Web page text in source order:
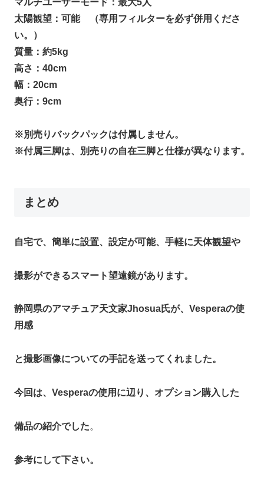
マルチユーザーモード：最大5人
太陽観望：可能 （専用フィルターを必ず併用くださ
い。）
質量：約5kg
高さ：40cm
幅：20cm
奥行：9cm
※別売りバックパックは付属しません。
※付属三脚は、別売りの自在三脚と仕様が異なります。
まとめ
自宅で、簡単に設置、設定が可能、手軽に天体観望や
撮影ができるスマート望遠鏡があります。
静岡県のアマチュア天文家Jhosua氏が、Vesperaの使
用感
と撮影画像についての手記を送ってくれました。
今回は、Vesperaの使用に辺り、オプション購入した
備品の紹介でした。
参考にして下さい。